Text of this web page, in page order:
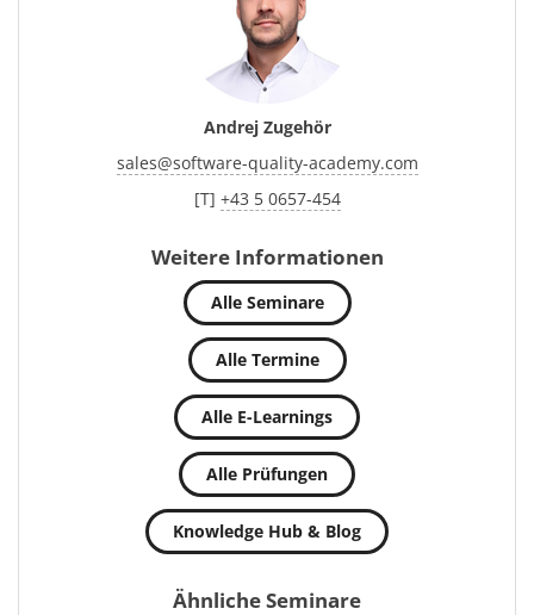
Andrej Zugehör
sales@software-quality-academy.com
[T] +43 5 0657-454
Weitere Informationen
Alle Seminare
Alle Termine
Alle E-Learnings
Alle Prüfungen
Knowledge Hub & Blog
Ähnliche Seminare